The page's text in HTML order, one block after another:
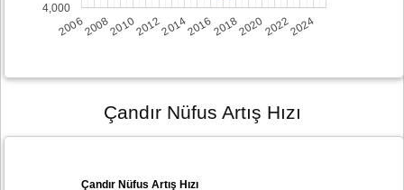
2006200820102012201420162018202020222024
4,000
Çandır Nüfus Artış Hızı
Çandır Nüfus Artış Hızı